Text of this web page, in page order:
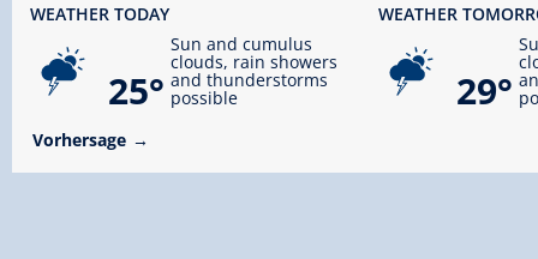
WEATHER TODAY
25°
Sun and cumulus
clouds, rain showers
and thunderstorms
possible
WEATHER
29°
Vorhersage